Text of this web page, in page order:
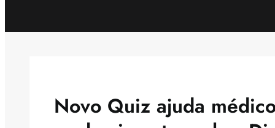
Novo Quiz ajuda